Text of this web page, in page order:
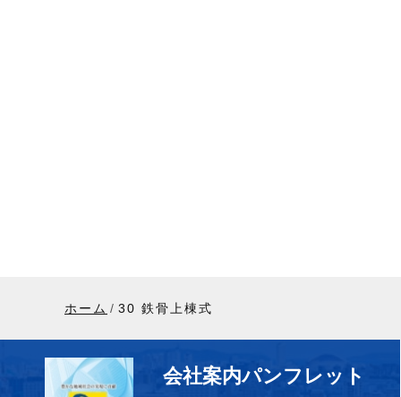
ホーム 30 鉄骨上棟式
会社案内パンフレット